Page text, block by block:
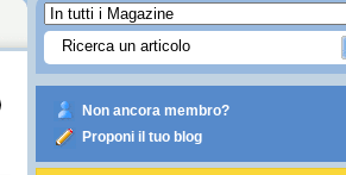
Non ancora membro?
Proponi il tuo blog